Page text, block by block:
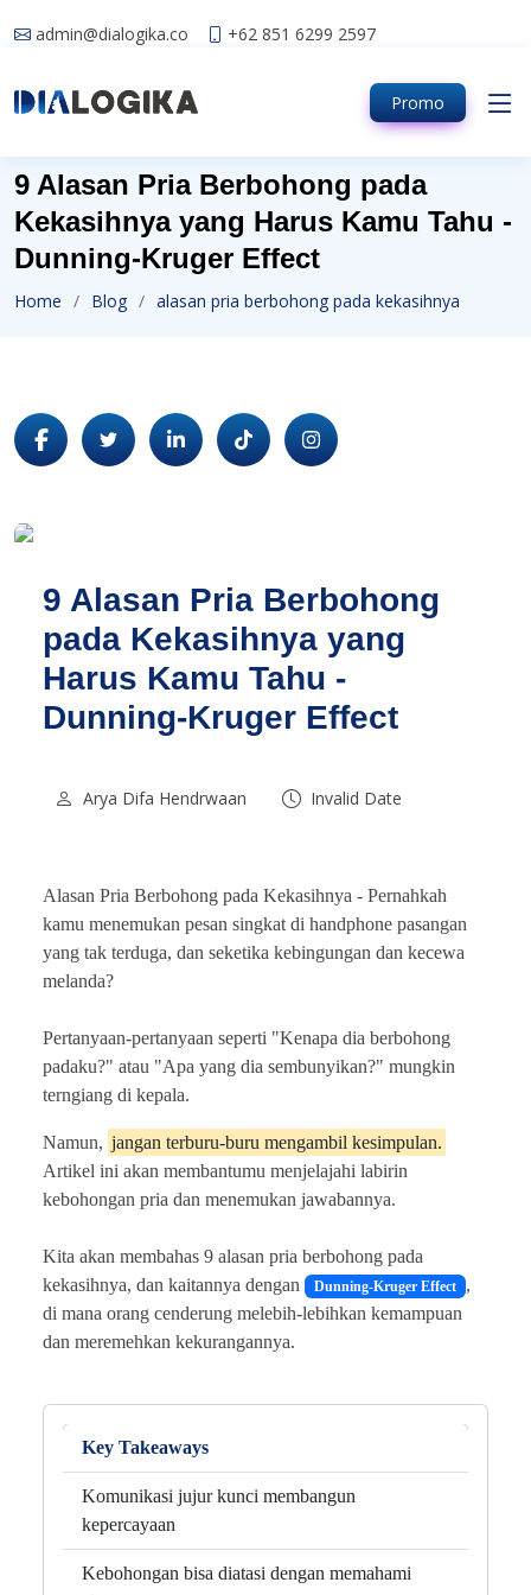
admin@dialogika.co +62 851 6299 2597
Promo
9 Alasan Pria Berbohong pada
Kekasihnya yang Harus Kamu Tahu -
Dunning-Kruger Effect
Home Blog alasan pria berbohong pada kekasihnya
9 Alasan Pria Berbohong
pada Kekasihnya yang
Harus Kamu Tahu -
Dunning-Kruger Effect
Arya Difa Hendrwaan Invalid Date
Alasan Pria Berbohong pada Kekasihnya - Pernahkah
kamu menemukan pesan singkat di handphone pasangan
yang tak terduga, dan seketika kebingungan dan kecewa
melanda?
Pertanyaan-pertanyaan seperti "Kenapa dia berbohong
padaku?" atau "Apa yang dia sembunyikan?" mungkin
terngiang di kepala.
Namun, jangan terburu-buru mengambil kesimpulan.
Artikel ini akan membantumu menjelajahi labirin
kebohongan pria dan menemukan jawabannya.
Kita akan membahas 9 alasan pria berbohong pada
kekasihnya, dan kaitannya dengan
Dunning-Kruger Effect ,
di mana orang cenderung melebih-lebihkan kemampuan
dan meremehkan kekurangannya.
Key Takeaways
Komunikasi jujur kunci membangun
kepercayaan
Kebohongan bisa diatasi dengan memahami